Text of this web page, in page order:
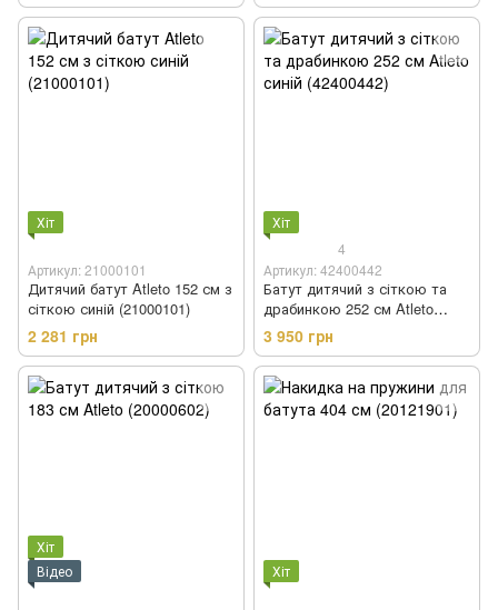
Хіт
Артикул: 21000101
Дитячий батут Atleto 152 см з
сіткою синій (21000101)
2 281 грн
Хіт
4
Артикул: 42400442
Батут дитячий з сіткою та
драбинкою 252 см Atleto
синій (42400442)
3 950 грн
Хіт
Відео
Хіт